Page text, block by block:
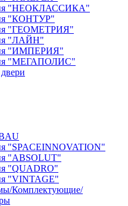
"НЕОКЛАССИКА"
"КОНТУР"
"ГЕОМЕТРИЯ"
"ЛАЙН"
"ИМПЕРИЯ"
"МЕГАПОЛИС"
"SPACEINNOVATION"
"ABSOLUT"
"QUADRO"
"VINTAGE"
Комплектующие/